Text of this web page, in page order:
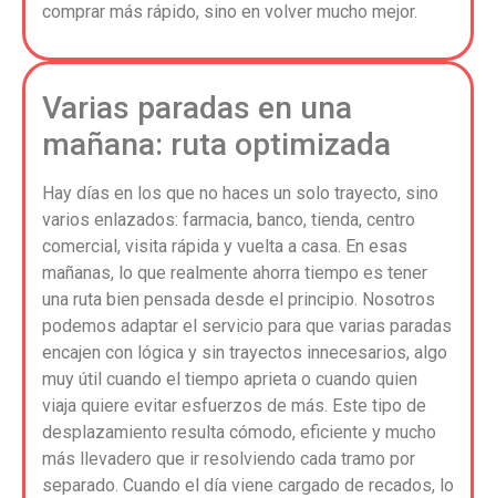
comprar más rápido, sino en volver mucho mejor.
Varias paradas en una
mañana: ruta optimizada
Hay días en los que no haces un solo trayecto, sino
varios enlazados: farmacia, banco, tienda, centro
comercial, visita rápida y vuelta a casa. En esas
mañanas, lo que realmente ahorra tiempo es tener
una ruta bien pensada desde el principio. Nosotros
podemos adaptar el servicio para que varias paradas
encajen con lógica y sin trayectos innecesarios, algo
muy útil cuando el tiempo aprieta o cuando quien
viaja quiere evitar esfuerzos de más. Este tipo de
desplazamiento resulta cómodo, eficiente y mucho
más llevadero que ir resolviendo cada tramo por
separado. Cuando el día viene cargado de recados, lo